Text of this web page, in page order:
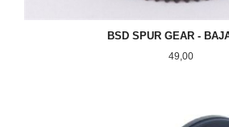
BSD SPUR GEAR -
Pris
49,00